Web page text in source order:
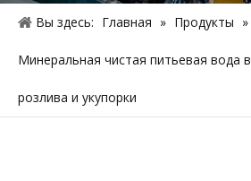
Вы здесь: Главная » Продукты »
Минеральная чистая питьевая вода
розлива и укупорки